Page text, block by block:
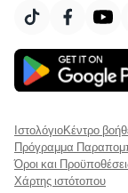
ΙστολόγιοΚέντρο
Πρόγραμμα
Όροι και
Χάρτης ιστότοπου